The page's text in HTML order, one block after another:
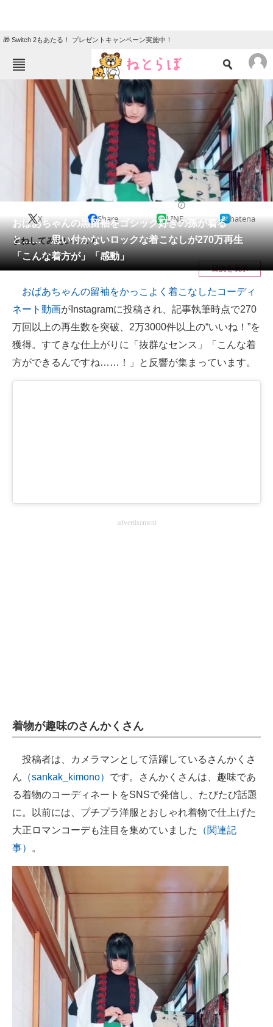
🎁 Switch 2もあたる！ プレゼントキャンペーン実施中！
ねとらぼメニュー
ニュース
クイズ
地域
教育・育児
リサーチ
会員記事
メディア
注目記事を集めた総合ページ
ITの今と未来を見通す
スマホと通信の最新トレンド
進化するPCとデバイスの未来
エネルギーの専門メディア
ちょっと気になるネットの話題
おばあちゃんの黒留袖をゴシック好きの孫が着る
と…… 思い付かないロックな着こなしが270万再生
「こんな着方が」「感動」
X Share LINE hatena
まねしてみたい……！
目次を表示
おばあちゃんの留袖をかっこよく着こなしたコーディ
ネート動画がInstagramに投稿され、記事執筆時点で270
万回以上の再生数を突破、2万3000件以上の“いいね！”を
獲得。すてきな仕上がりに「抜群なセンス」「こんな着
方ができるんですね……！」と反響が集まっています。
advertisement
着物が趣味のさんかくさん
投稿者は、カメラマンとして活躍しているさんかくさ
ん （sankak_kimono） です。さんかくさんは、趣味であ
る着物のコーディネートをSNSで発信し、たびたび話題
に。以前には、プチプラ洋服とおしゃれ着物で仕上げた
大正ロマンコーデも注目を集めていました
（関連記
事）
。